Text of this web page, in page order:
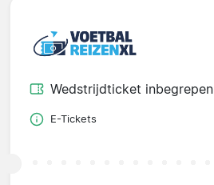
Wedstrijdticket inbegrepen
E-Tickets